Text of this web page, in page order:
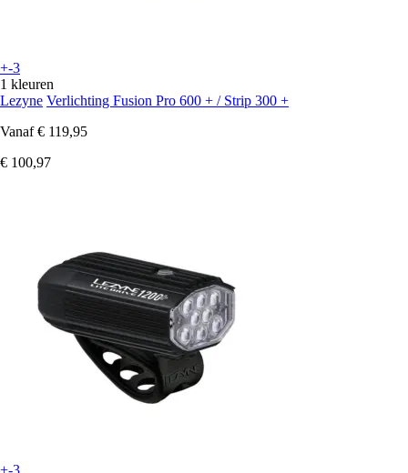
+-3
1 kleuren
Lezyne Verlichting Fusion Pro 600 + / Strip 300 +
Vanaf € 119,95
€ 100,97